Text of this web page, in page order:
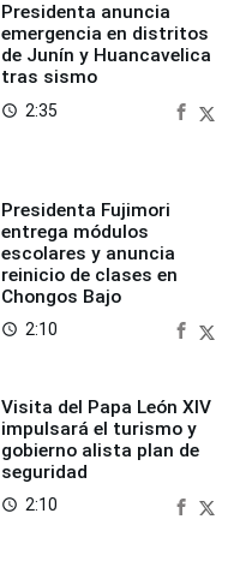
Presidenta anuncia
emergencia en distritos
de Junín y Huancavelica
tras sismo
access_time 2:35
Presidenta Fujimori
entrega módulos
escolares y anuncia
reinicio de clases en
Chongos Bajo
access_time 2:10
Visita del Papa León XIV
impulsará el turismo y
gobierno alista plan de
seguridad
access_time 2:10